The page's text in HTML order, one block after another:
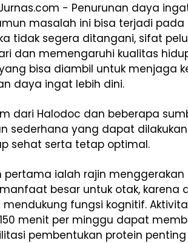
- Penurunan daya
masalah ini bisa terjadi
tidak segera ditangani, sifat
dan memengaruhi kualitas
bisa diambil untuk menjaga
daya ingat lebih dini.
dari Halodoc dan beberapa
sederhana yang dapat
sehat serta tetap optimal.
pertama ialah rajin
besar untuk otak, karena
fungsi kognitif.
menit per minggu dapat
pembentukan protein